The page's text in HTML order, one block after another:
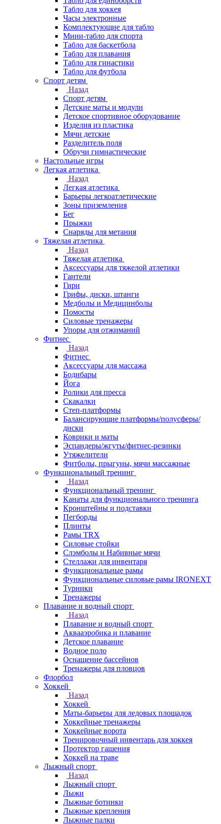
Табло для хоккея
Часы электронные
Комплектующие для табло
Мини-табло для спорта
Табло для баскетбола
Табло для плавания
Табло для гинастики
Табло для футбола
Спорт детям
Назад
Спорт детям
Детские маты и модули
Детское спортивное оборудование
Изделия из пластика
Мячи детские
Разделитель поля
Обручи гимнастические
Настольные игры
Легкая атлетика
Назад
Легкая атлетика
Барьеры легкоатлетические
Зоны приземления
Бег
Прыжки
Снаряды для метания
Тяжелая атлетика
Назад
Тяжелая атлетика
Аксессуары для тяжелой атлетики
Гантели
Гири
Грифы, диски, штанги
Медболы и Медицинболы
Помосты
Силовые тренажеры
Упоры для отжиманий
Фитнес
Назад
Фитнес
Аксессуары для массажа
Бодибары
Йога
Ролики для пресса
Скакалки
Степ-платформы
Балансирующие платформы/полусферы/
диски
Коврики и маты
Эспандеры/жгуты/фитнес-резинки
Утяжелители
Фитболы, прыгуны, мячи массажные
Функциональный тренинг
Назад
Функциональный тренинг
Канаты для функционального тренинга
Кронштейны и подставки
Пегборды
Плинты
Рамы TRX
Силовые стойки
Слэмболы и Набивные мячи
Стеллажи для инвентаря
Функциональные рамы
Функциональные силовые рамы IRONEXT
Турники
Тренажеры
Плавание и водный спорт
Назад
Плавание и водный спорт
Аквааэробика и плавание
Детское плавание
Водное поло
Оснащение бассейнов
Тренажеры для пловцов
Флорбол
Хоккей
Назад
Хоккей
Маты-барьеры для ледовых площадок
Хоккейные тренажеры
Хоккейные ворота
Тренировочный инвентарь для хоккея
Протектор гашения
Хоккей на траве
Лыжный спорт
Назад
Лыжный спорт
Лыжи
Лыжные ботинки
Лыжные крепления
Лыжные палки